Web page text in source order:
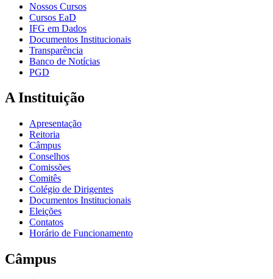
Nossos Cursos
Cursos EaD
IFG em Dados
Documentos Institucionais
Transparência
Banco de Notícias
PGD
A Instituição
Apresentação
Reitoria
Câmpus
Conselhos
Comissões
Comitês
Colégio de Dirigentes
Documentos Institucionais
Eleições
Contatos
Horário de Funcionamento
Câmpus